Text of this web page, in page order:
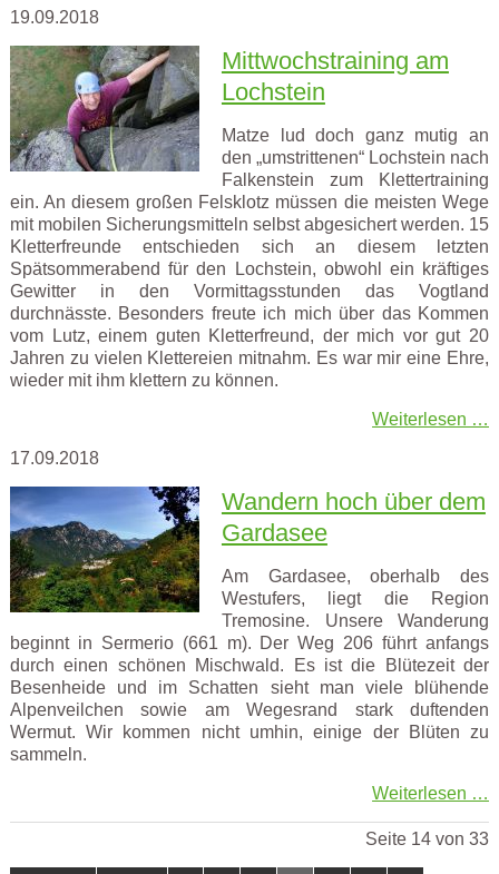
19.09.2018
Mittwochstraining am
Lochstein
Matze lud doch ganz mutig an
den „umstrittenen“ Lochstein nach
Falkenstein zum Klettertraining
ein. An diesem großen Felsklotz müssen die meisten Wege
mit mobilen Sicherungsmitteln selbst abgesichert werden. 15
Kletterfreunde entschieden sich an diesem letzten
Spätsommerabend für den Lochstein, obwohl ein kräftiges
Gewitter in den Vormittagsstunden das Vogtland
durchnässte. Besonders freute ich mich über das Kommen
vom Lutz, einem guten Kletterfreund, der mich vor gut 20
Jahren zu vielen Klettereien mitnahm. Es war mir eine Ehre,
wieder mit ihm klettern zu können.
Weiterlesen …
17.09.2018
Wandern hoch über dem
Gardasee
Am Gardasee, oberhalb des
Westufers, liegt die Region
Tremosine. Unsere Wanderung
beginnt in Sermerio (661 m). Der Weg 206 führt anfangs
durch einen schönen Mischwald. Es ist die Blütezeit der
Besenheide und im Schatten sieht man viele blühende
Alpenveilchen sowie am Wegesrand stark duftenden
Wermut. Wir kommen nicht umhin, einige der Blüten zu
sammeln.
Weiterlesen …
Seite 14 von 33